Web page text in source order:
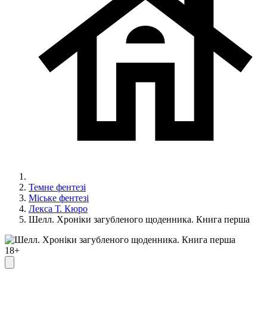
Темне фентезі
Міське фентезі
Лекса Т. Кюро
Шелл. Хроніки загубленого щоденника. Книга перша
18+